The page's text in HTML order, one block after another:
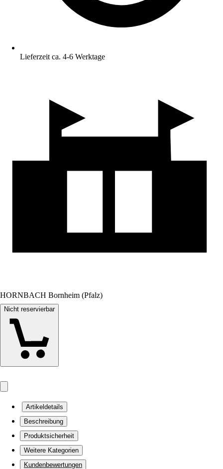
Lieferzeit ca. 4-6 Werktage
HORNBACH Bornheim (Pfalz)
Nicht reservierbar
Artikeldetails
Beschreibung
Produktsicherheit
Weitere Kategorien
Kundenbewertungen